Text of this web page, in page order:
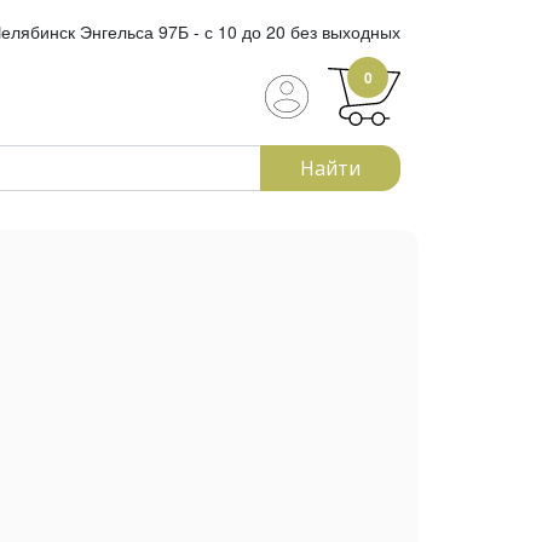
Энгельса 97Б - с 10 до 20 без выходных
0
Найти